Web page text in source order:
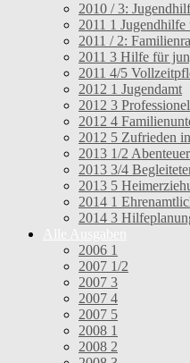
2010 / 3:
2011 1
2011 / 2:
2011 3 Hilfe für
2011 4/5
2012 1 Jugendamt
2012 3
2012 4
2012 5 Zufrieden
2013 1/2
2013 3/4
2013 5
2014 1
2014 3
2006 1
2007 1/2
2007 3
2007 4
2007 5
2008 1
2008 2